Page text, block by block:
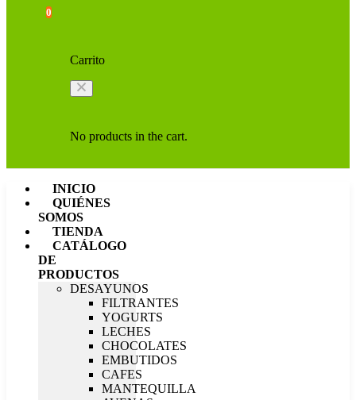
0
Carrito
No products in the cart.
INICIO
QUIÉNES
SOMOS
TIENDA
CATÁLOGO
DE
PRODUCTOS
DESAYUNOS
FILTRANTES
YOGURTS
LECHES
CHOCOLATES
EMBUTIDOS
CAFES
MANTEQUILLA